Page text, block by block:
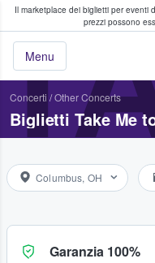
Il marketplace dei biglietti per eventi
prezzi possono
Menu
fan comprano e
Concerti /Other Concerts
Biglietti Take Me
Columbus, OH
Garanzia 100%